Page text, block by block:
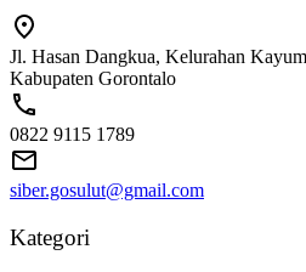
Jl. Hasan Dangkua, Kelurahan
Kabupaten Gorontalo
0822 9115 1789
siber.gosulut@gmail.com
Kategori